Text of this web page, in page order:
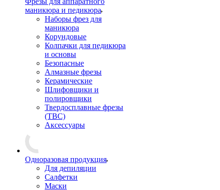
маникюра и педикюра
Наборы фрез для
маникюра
Корундовые
Колпачки для педикюра
и основы
Безопасные
Алмазные фрезы
Керамические
Шлифовщики и
полировщики
Твердосплавные фрезы
(ТВС)
Аксессуары
Одноразовая продукция
Для депиляции
Салфетки
Маски